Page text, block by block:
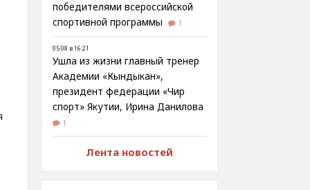
победителями всероссийской
спортивной программы
1
05.08 в 16:21
Ушла из жизни главный тренер
Академии «Кындыкан»,
президент федерации «Чир
спорт» Якутии, Ирина Данилова
1
Лента новостей